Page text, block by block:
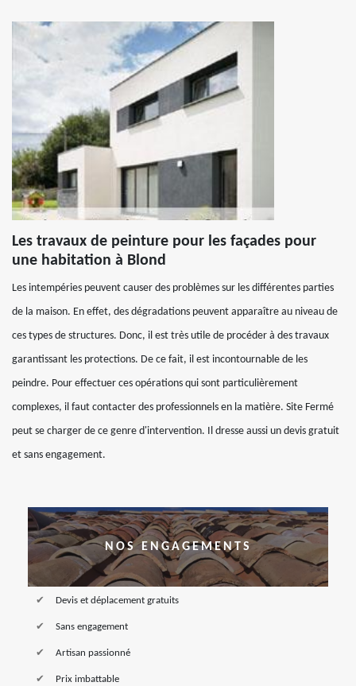
Les travaux de peinture pour les façades pour
une habitation à Blond
Les intempéries peuvent causer des problèmes sur les différentes parties
de la maison. En effet, des dégradations peuvent apparaître au niveau de
ces types de structures. Donc, il est très utile de procéder à des travaux
garantissant les protections. De ce fait, il est incontournable de les
peindre. Pour effectuer ces opérations qui sont particulièrement
complexes, il faut contacter des professionnels en la matière. Site Fermé
peut se charger de ce genre d'intervention. Il dresse aussi un devis gratuit
et sans engagement.
NOS ENGAGEMENTS
Devis et déplacement gratuits
Sans engagement
Artisan passionné
Prix imbattable